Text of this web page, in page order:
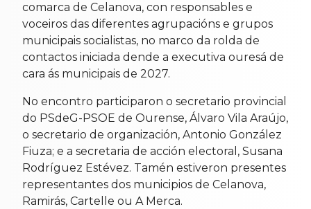
comarca de Celanova, con responsables e
voceiros das diferentes agrupacións e grupos
municipais socialistas, no marco da rolda de
contactos iniciada dende a executiva ouresá de
cara ás municipais de 2027.
No encontro participaron o secretario provincial
do PSdeG-PSOE de Ourense, Álvaro Vila Araújo,
o secretario de organización, Antonio González
Fiuza; e a secretaria de acción electoral, Susana
Rodríguez Estévez. Tamén estiveron presentes
representantes dos municipios de Celanova,
Ramirás, Cartelle ou A Merca.